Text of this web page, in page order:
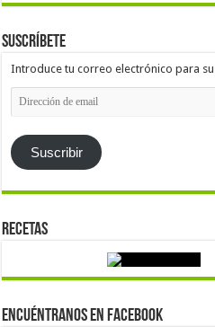
Suscríbete
Introduce tu correo electrónico para
Dirección
de
Suscribir
Recetas
Encuéntranos en Facebook